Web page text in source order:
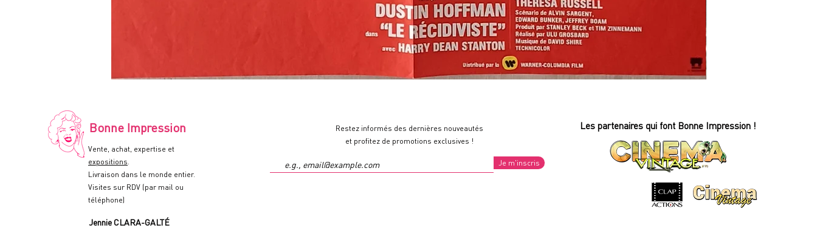
60x80cm.
Affiche
de
-
60x80cm.
-
1968
Bonne Impression
Vente, achat, expertise et
expositions
Livraison dans le monde entier.
Visites sur RDV (par mail ou
téléphone)
Jennie CLARA-GALTÉ
Restez informés des dernières nouveautés
et profitez de promotions exclusives !
Je m'inscris
Les partenaires qui font Bonne Impression !